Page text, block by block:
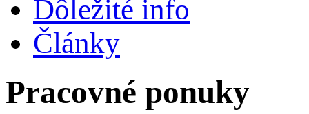
Úvod
Chat
Inzercia